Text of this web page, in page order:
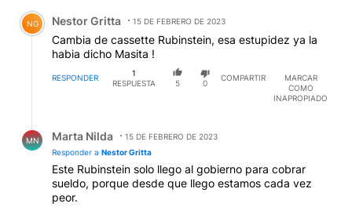
Comentario de Nestor Gritta.
NG Nestor Gritta 15 DE FEBRERO DE 2023
Cambia de cassette Rubinstein, esa estupidez ya la
habia dicho Masita !
RESPONDER
1
RESPUESTA
5 0
COMPARTIR
MARCAR
COMO
INAPROPIADO
MN Marta Nilda
15 DE FEBRERO DE 2023
Responder a Nestor Gritta
Este Rubinstein solo llego al gobierno para cobrar
sueldo, porque desde que llego estamos cada vez
peor.